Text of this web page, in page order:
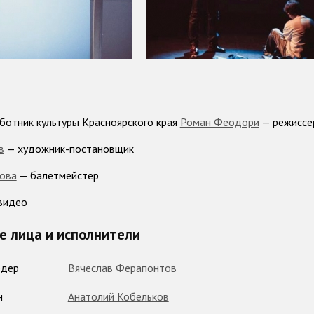
культуры Красноярского края Роман Феодори —
— художник-постановщик
— балетмейстер
и исполнители
Вячеслав Ферапонтов
Анатолий Кобельков